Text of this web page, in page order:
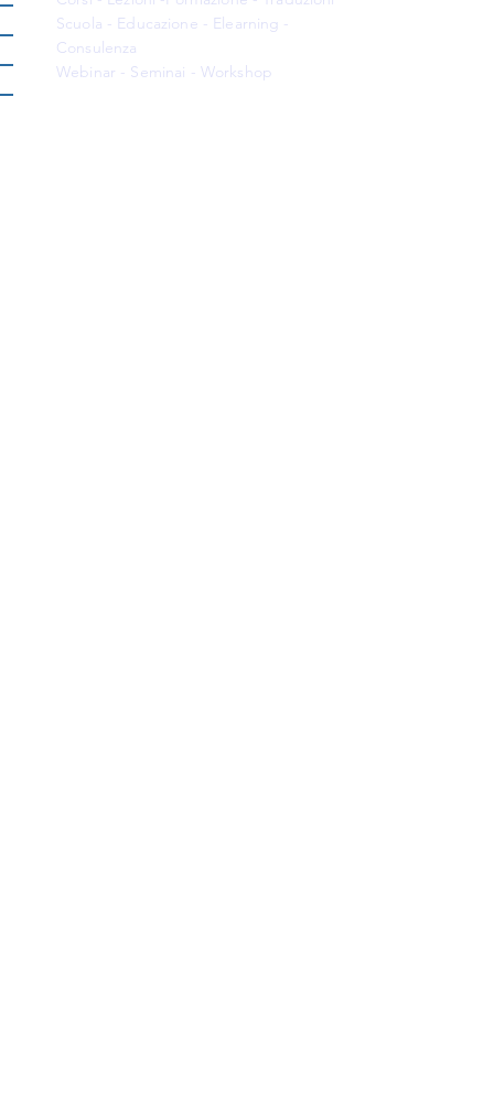
Lo Spagnolo nel mondo
Scuola - Educazione - Elearning -
Consulenza
Webinar - Seminai - Workshop